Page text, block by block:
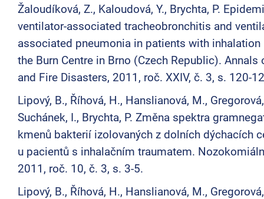
Žaloudíková, Z., Kaloudová, Y., Brychta, P.
ventilator-associated tracheobronchitis and
associated pneumonia in patients with inhalation
the Burn Centre in Brno (Czech Republic). Annals
and Fire Disasters, 2011, roč. XXIV, č. 3, s. 120-
Lipový, B., Říhová, H., Hanslianová, M.,
Suchánek, I., Brychta, P. Změna spektra
kmenů bakterií izolovaných z dolních dýchacích
u pacientů s inhalačním traumatem.
2011, roč. 10, č. 3, s. 3-5.
Lipový, B., Říhová, H., Hanslianová, M.,